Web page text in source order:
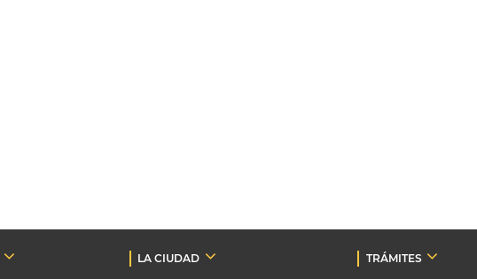
LA CIUDAD TRÁMITES